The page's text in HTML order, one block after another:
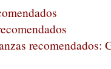
recomendados: